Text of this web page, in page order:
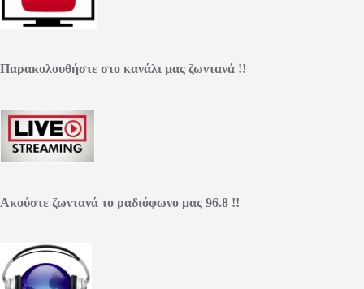
Παρακολουθήστε στο κανάλι μας ζωντανά !!
Ακούστε ζωντανά το ραδιόφωνο μας 96.8 !!